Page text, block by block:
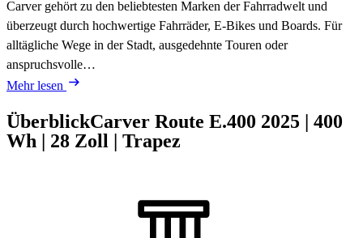
Carver gehört zu den beliebtesten Marken der Fahrradwelt und
überzeugt durch hochwertige Fahrräder, E-Bikes und Boards. Für
alltägliche Wege in der Stadt, ausgedehnte Touren oder
anspruchsvolle…
Mehr lesen
ÜberblickCarver Route E.400 2025 | 400
Wh | 28 Zoll | Trapez